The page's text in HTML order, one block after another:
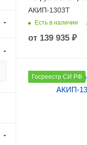
АКИП-1303Т
Есть в наличии
от 139 935 ₽
Госреестр СИ РФ
Количество каналов
1